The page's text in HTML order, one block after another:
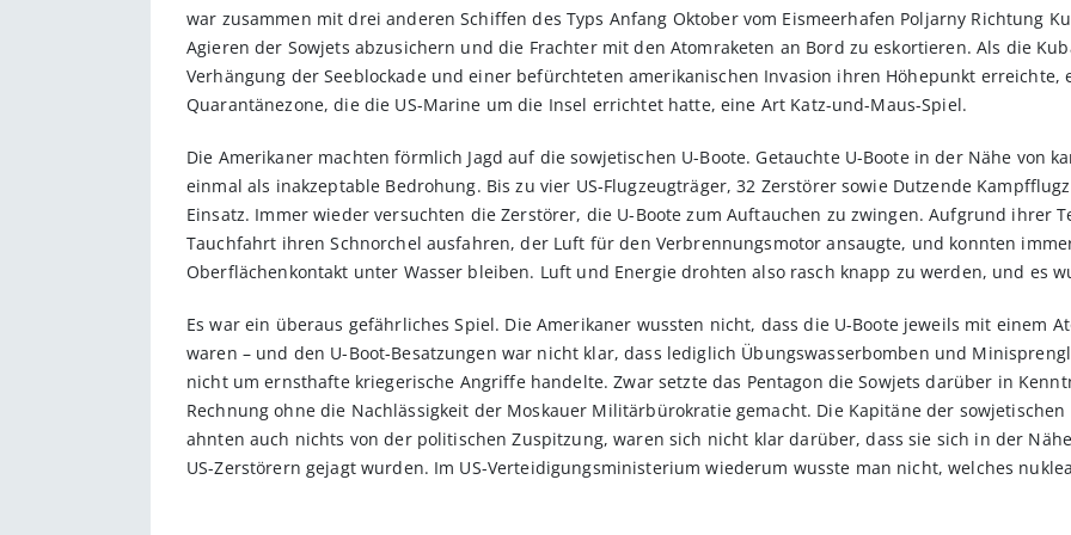
war zusammen mit drei anderen Schiffen des Typs Anfang Oktober vom Eismeerhafen Poljarny Richtung
Agieren der Sowjets abzusichern und die Frachter mit den Atomraketen an Bord zu eskortieren. Als die
Verhängung der Seeblockade und einer befürchteten amerikanischen Invasion ihren Höhepunkt erreichte,
Quarantänezone, die die US-Marine um die Insel errichtet hatte, eine Art Katz-und-Maus-Spiel.
Die Amerikaner machten förmlich Jagd auf die sowjetischen U-Boote. Getauchte U-Boote in der Nähe von
einmal als inakzeptable Bedrohung. Bis zu vier US-Flugzeugträger, 32 Zerstörer sowie Dutzende
Einsatz. Immer wieder versuchten die Zerstörer, die U-Boote zum Auftauchen zu zwingen. Aufgrund ihrer
Tauchfahrt ihren Schnorchel ausfahren, der Luft für den Verbrennungsmotor ansaugte, und konnten
Oberflächenkontakt unter Wasser bleiben. Luft und Energie drohten also rasch knapp zu werden, und es
Es war ein überaus gefährliches Spiel. Die Amerikaner wussten nicht, dass die U-Boote jeweils mit einem
waren – und den U-Boot-Besatzungen war nicht klar, dass lediglich Übungswasserbomben und
nicht um ernsthafte kriegerische Angriffe handelte. Zwar setzte das Pentagon die Sowjets darüber in
Rechnung ohne die Nachlässigkeit der Moskauer Militärbürokratie gemacht. Die Kapitäne der
ahnten auch nichts von der politischen Zuspitzung, waren sich nicht klar darüber, dass sie sich in der
US-Zerstörern gejagt wurden. Im US-Verteidigungsministerium wiederum wusste man nicht, welches